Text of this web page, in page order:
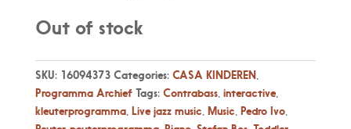
Out of stock
SKU: 16094373 Categories: CASA KINDEREN,
Programma Archief Tags: Contrabass, interactive,
kleuterprogramma, Live jazz music Music Pedro Ivo,